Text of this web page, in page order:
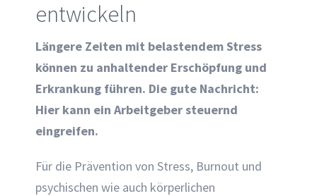
entwickeln
Längere Zeiten mit belastendem Stress
können zu anhaltender Erschöpfung und
Erkrankung führen. Die gute Nachricht:
Hier kann ein Arbeitgeber steuernd
eingreifen.
Für die Prävention von Stress, Burnout und
psychischen wie auch körperlichen